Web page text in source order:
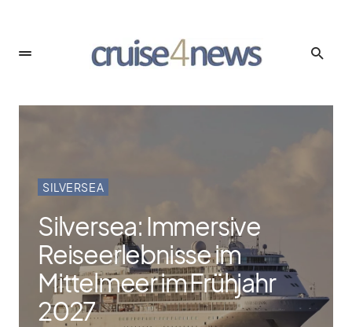
SILVERSEA
Silversea: Immersive
Reiseerlebnisse im
Mittelmeer im Frühjahr
2027